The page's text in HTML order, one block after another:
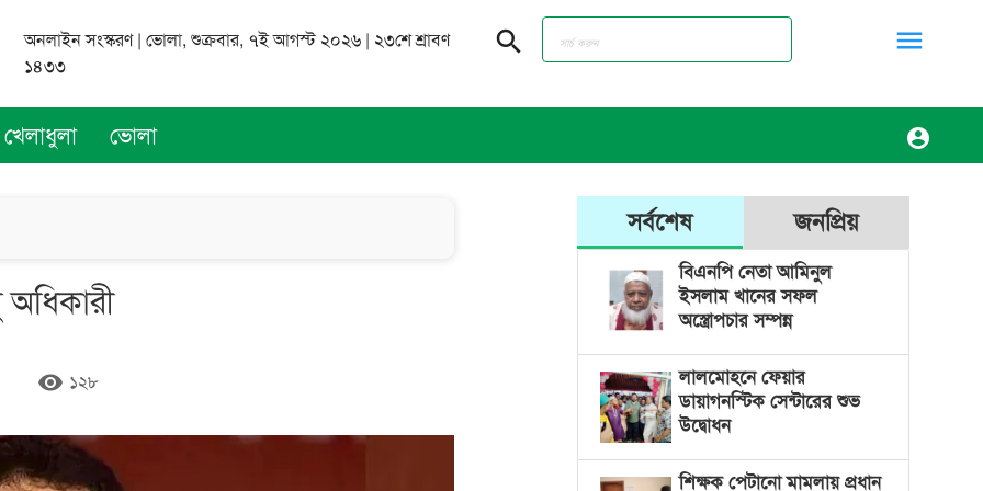
অনলাইন সংস্করণ | ভোলা, শুক্রবার, ৭ই আগস্ট ২০২৬ | ২৩শে শ্রাবণ
১৪৩৩
search menu
account_circle
খেলাধুলা ভোলা
অধিকারী
remove_red_eye ১২৮
সর্বশেষ জনপ্রিয়
বিএনপি নেতা আমিনুল
ইসলাম খানের সফল
অস্ত্রোপচার সম্পন্ন
লালমোহনে ফেয়ার
ডায়াগনস্টিক সেন্টারের শুভ
উদ্বোধন
শিক্ষক পেটানো মামলায় প্রধান